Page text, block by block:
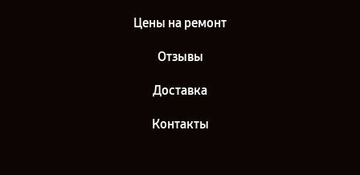
Цены на ремонт
Отзывы
Доставка
Контакты